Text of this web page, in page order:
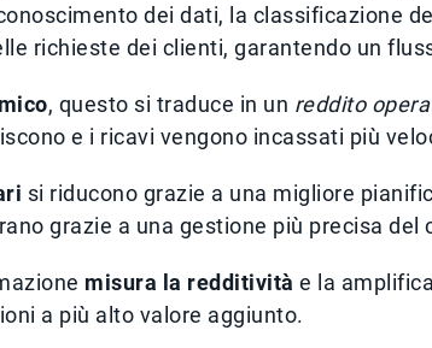
dei dati, la classificazione
richieste dei clienti, garantendo un
, questo si traduce in un reddito
e i ricavi vengono incassati più
si riducono grazie a una migliore
grazie a una gestione più precisa del
misura la redditività e la
a più alto valore aggiunto.